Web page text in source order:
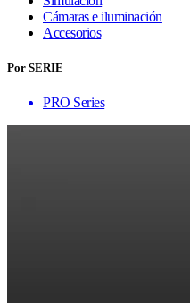
Cámaras e iluminación
Accesorios
Por SERIE
PRO Series